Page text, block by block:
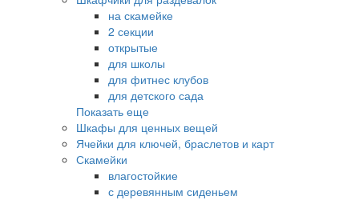
на скамейке
2 секции
открытые
для школы
для фитнес клубов
для детского сада
Показать еще
Шкафы для ценных вещей
Ячейки для ключей, браслетов и карт
Скамейки
влагостойкие
с деревянным сиденьем